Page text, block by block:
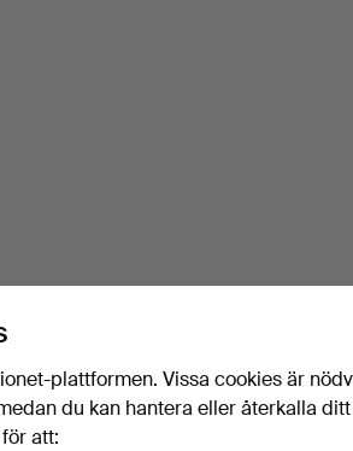
plattformen. Vissa cookies är
du kan hantera eller återkalla ditt
att: